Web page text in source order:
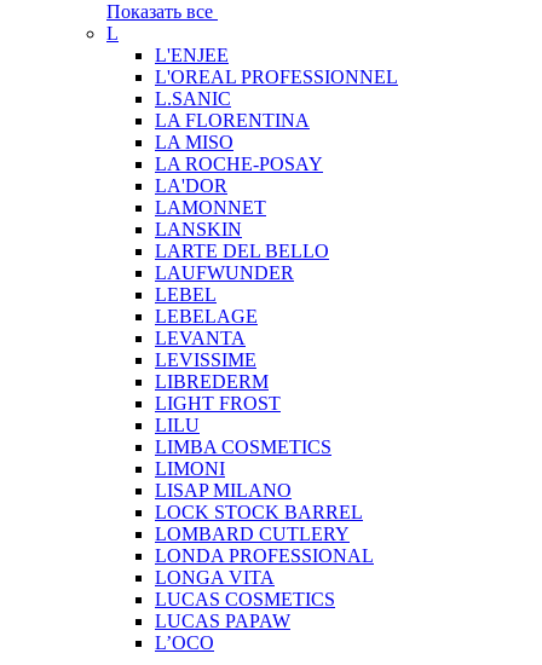
Показать все
L
L'ENJEE
L'OREAL PROFESSIONNEL
L.SANIC
LA FLORENTINA
LA MISO
LA ROCHE-POSAY
LA'DOR
LAMONNET
LANSKIN
LARTE DEL BELLO
LAUFWUNDER
LEBEL
LEBELAGE
LEVANTA
LEVISSIME
LIBREDERM
LIGHT FROST
LILU
LIMBA COSMETICS
LIMONI
LISAP MILANO
LOCK STOCK BARREL
LOMBARD CUTLERY
LONDA PROFESSIONAL
LONGA VITA
LUCAS COSMETICS
LUCAS PAPAW
L’OCO